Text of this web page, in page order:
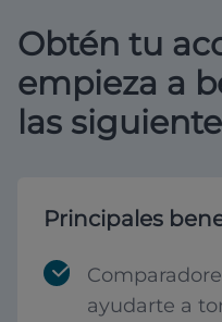
Obtén tu
empieza a
las
Principales
ayudarte a